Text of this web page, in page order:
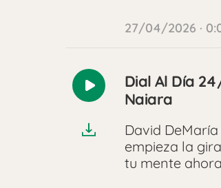
27/04/2026 ·
Reproducir
Dial Al Día
Naiara
David
empieza la
tu mente